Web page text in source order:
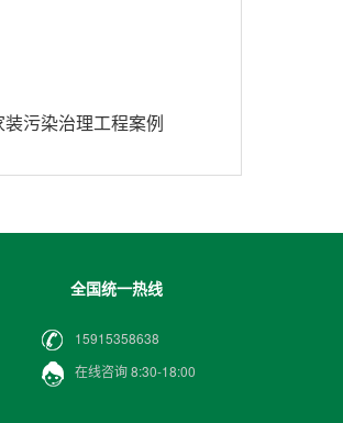
污染治理工程案例
全国统一热线
15915358638
在线咨询 8:30-18:00